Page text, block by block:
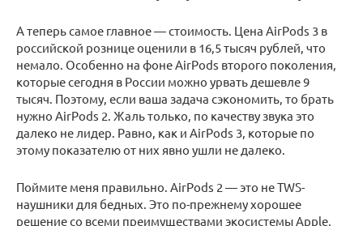
А теперь самое главное — стоимость. Цена AirPods 3 в
российской рознице оценили в 16,5 тысяч рублей, что
немало. Особенно на фоне AirPods второго поколения,
которые сегодня в России можно урвать дешевле 9
тысяч. Поэтому, если ваша задача сэкономить, то брать
нужно AirPods 2. Жаль только, по качеству звука это
далеко не лидер. Равно, как и AirPods 3, которые по
этому показателю от них явно ушли не далеко.
Поймите меня правильно. AirPods 2 — это не TWS-
наушники для бедных. Это по-прежнему хорошее
решение со всеми преимуществами экосистемы Apple,